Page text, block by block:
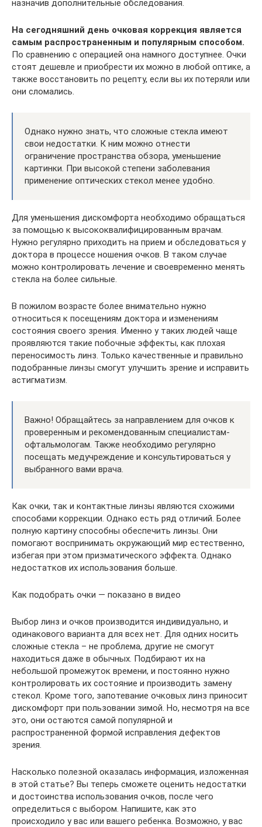
назначив дополнительные обследования.
На сегодняшний день очковая коррекция является
самым распространенным и популярным способом.
По сравнению с операцией она намного доступнее. Очки
стоят дешевле и приобрести их можно в любой оптике, а
также восстановить по рецепту, если вы их потеряли или
они сломались.
Однако нужно знать, что сложные стекла имеют
свои недостатки. К ним можно отнести
ограничение пространства обзора, уменьшение
картинки. При высокой степени заболевания
применение оптических стекол менее удобно.
Для уменьшения дискомфорта необходимо обращаться
за помощью к высококвалифицированным врачам.
Нужно регулярно приходить на прием и обследоваться у
доктора в процессе ношения очков. В таком случае
можно контролировать лечение и своевременно менять
стекла на более сильные.
В пожилом возрасте более внимательно нужно
относиться к посещениям доктора и изменениям
состояния своего зрения. Именно у таких людей чаще
проявляются такие побочные эффекты, как плохая
переносимость линз. Только качественные и правильно
подобранные линзы смогут улучшить зрение и исправить
астигматизм.
Важно! Обращайтесь за направлением для очков к
проверенным и рекомендованным специалистам-
офтальмологам. Также необходимо регулярно
посещать медучреждение и консультироваться у
выбранного вами врача.
Как очки, так и контактные линзы являются схожими
способами коррекции. Однако есть ряд отличий. Более
полную картину способны обеспечить линзы. Они
помогают воспринимать окружающий мир естественно,
избегая при этом призматического эффекта. Однако
недостатков их использования больше.
Как подобрать очки — показано в видео
Выбор линз и очков производится индивидуально, и
одинакового варианта для всех нет. Для одних носить
сложные стекла – не проблема, другие не смогут
находиться даже в обычных. Подбирают их на
небольшой промежуток времени, и постоянно нужно
контролировать их состояние и производить замену
стекол. Кроме того, запотевание очковых линз приносит
дискомфорт при пользовании зимой. Но, несмотря на все
это, они остаются самой популярной и
распространенной формой исправления дефектов
зрения.
Насколько полезной оказалась информация, изложенная
в этой статье? Вы теперь сможете оценить недостатки
и достоинства использования очков, после чего
определиться с выбором. Напишите, как это
происходило у вас или вашего ребенка. Возможно, у вас